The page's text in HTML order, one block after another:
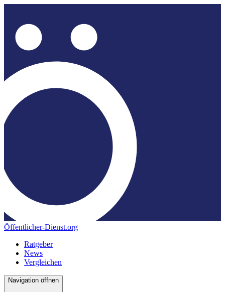
Öffentlicher-Dienst.org
Ratgeber
News
Vergleichen
Navigation öffnen